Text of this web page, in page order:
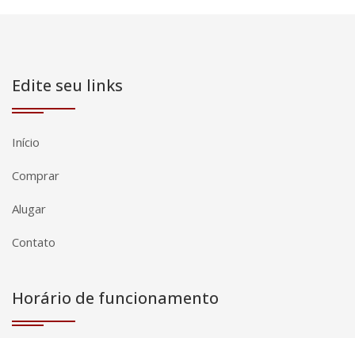
Edite seu links
Início
Comprar
Alugar
Contato
Horário de funcionamento